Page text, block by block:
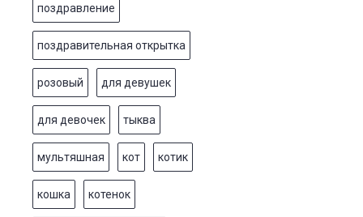
поздравление
поздравительная открытка
розовый для девушек
для девочек тыква
мультяшная кот котик
кошка котенок